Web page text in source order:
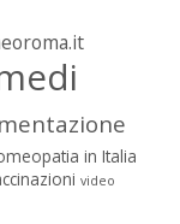
in Italia
video